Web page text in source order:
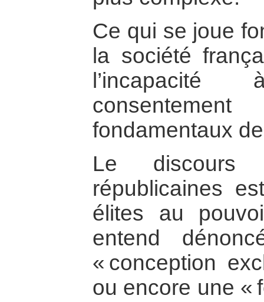
Ce qui se joue
la société
fondamentaux
Le
républicaines
élites au
entend
« conception
ou encore une «